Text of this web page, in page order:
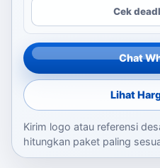
Cek
Chat
Lihat
Kirim logo atau referensi
hitungkan paket paling